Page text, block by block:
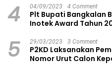
4 04/09/2023 4 Comment
Plt Bupati Bangkalan
Inotek Award Tahun
5 29/03/2023 3 Comment
P2KD Laksanakan
Nomor Urut Calon